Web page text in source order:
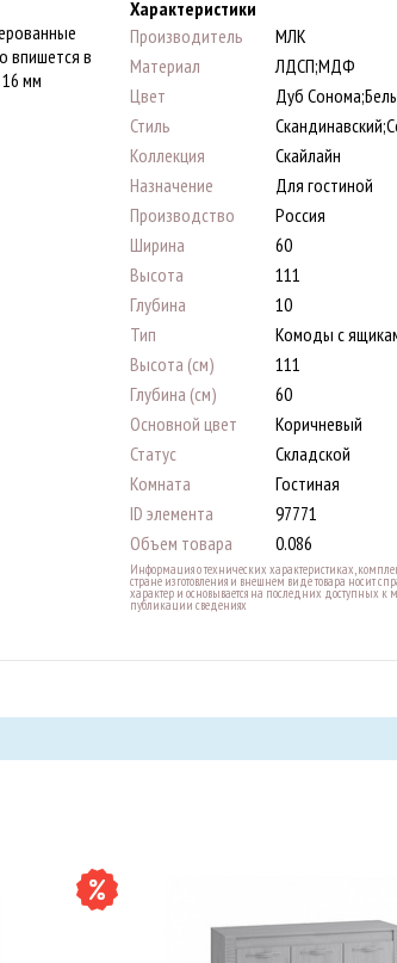
впишется в
мм
Характеристики
Производитель
МЛК
Материал
ЛДСП;МДФ
Цвет
Дуб
Стиль
Коллекция
Скайлайн
Назначение
Для гостиной
Производство
Россия
Ширина
60
Высота
111
Глубина
10
Тип
Комоды с
Высота (см)
111
Глубина (см)
60
Основной цвет
Коричневый
Статус
Складской
Комната
Гостиная
ID элемента
97771
Объем товара
0.086
Информация о технических характеристиках,
стране изготовления и внешнем виде товара носит
характер и основывается на последних доступных к
публикации сведениях